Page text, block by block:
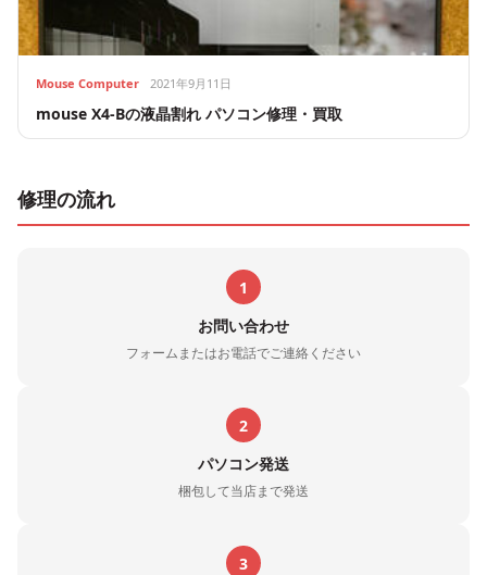
Mouse Computer 2021年9月11日
mouse X4-Bの液晶割れ パソコン修理・買取
修理の流れ
1
お問い合わせ
フォームまたはお電話でご連絡ください
2
パソコン発送
梱包して当店まで発送
3